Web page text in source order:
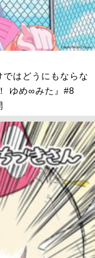
ではどうにもならな
ゆめ∞みた』#8